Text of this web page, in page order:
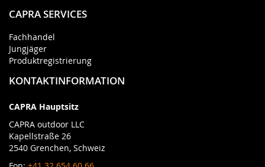
CAPRA SERVICES
Fachhandel
Jungjäger
Produktregistrierung
KONTAKTINFORMATION
CAPRA Hauptsitz
CAPRA outdoor LLC
Kapellstraße 26
2540 Grenchen, Schweiz